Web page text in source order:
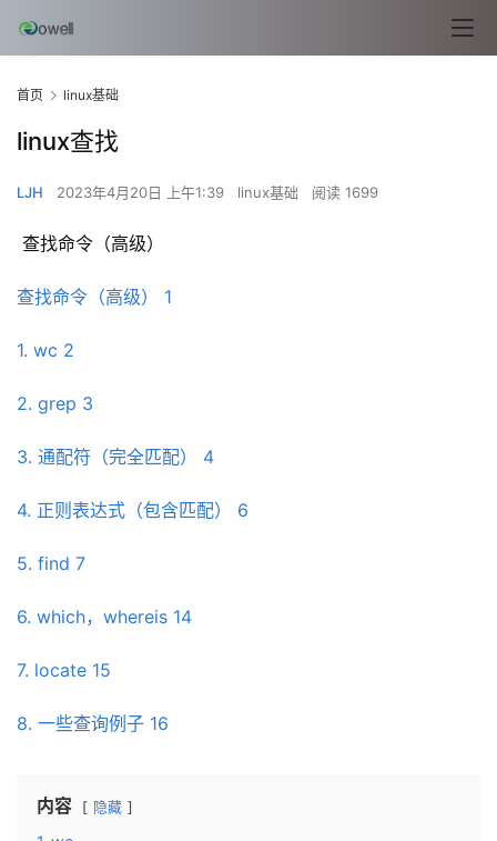
首页 linux基础
linux查找
LJH 2023年4月20日 上午1:39 linux基础 阅读 1699
查找命令（高级）
查找命令（高级） 1
1. wc 2
2. grep 3
3. 通配符（完全匹配） 4
4. 正则表达式（包含匹配） 6
5. find 7
6. which，whereis 14
7. locate 15
8. 一些查询例子 16
内容 隐藏